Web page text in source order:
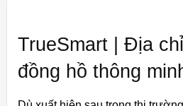
TrueSmart | Địa
đồng hồ thông